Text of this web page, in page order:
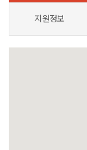
지원정보